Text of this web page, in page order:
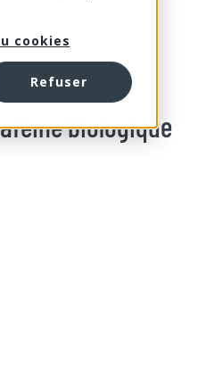
cookies
Refuser
biologique